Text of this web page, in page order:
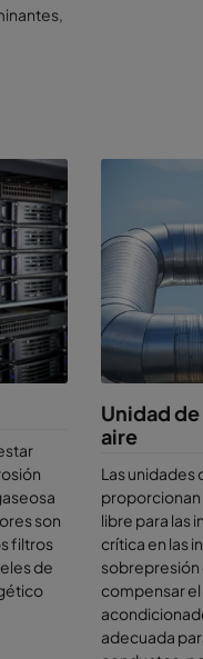
o
con el
son
filtros
de
Unidad
aire
Las unidades
proporcionan
libre para las
crítica en las
sobrepresión
compensar el
adecuada